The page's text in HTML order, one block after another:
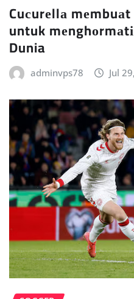
Cuсurеllа
untuk
Dunia
adminvps78 Jul